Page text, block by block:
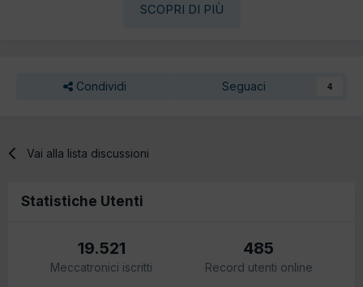
SCOPRI DI PIÙ
Condividi Seguaci 4
Vai alla lista discussioni
Statistiche Utenti
19.521
Meccatronici iscritti
485
Record utenti online